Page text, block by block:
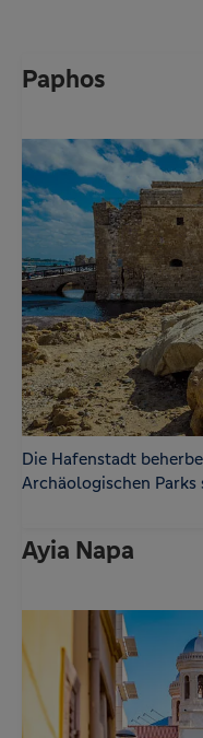
Paphos
Die Hafenstadt
Archäologischen Parks
Ayia Napa